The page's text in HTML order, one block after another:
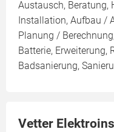
Austausch, Beratung,
Installation, Aufbau /
Planung /
Batterie, Erweiterung,
Badsanierung,
Vetter